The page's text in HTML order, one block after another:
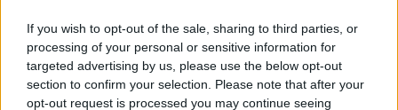
If you wish to opt-out of the sale, sharing to third parties, or
processing of your personal or sensitive information for
targeted advertising by us, please use the below opt-out
section to confirm your selection. Please note that after your
opt-out request is processed you may continue seeing
Afrika - A fordulópont az USA és
Kína chipversenyében
Tech| 2025.02.19 11:47